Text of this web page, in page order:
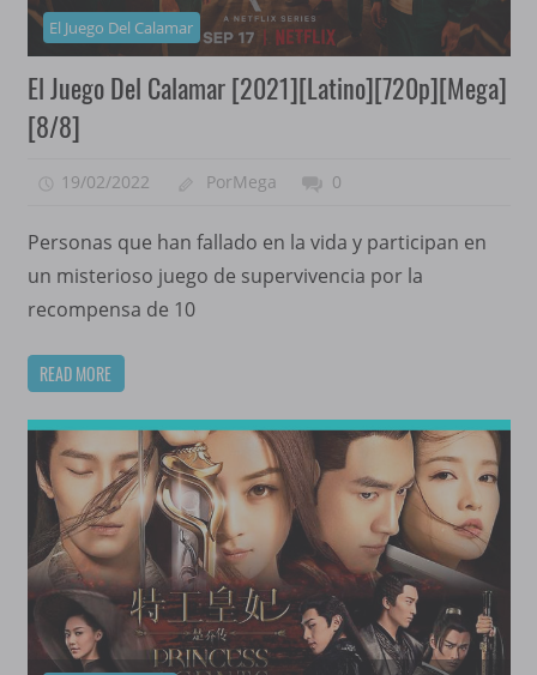
El Juego Del Calamar
El Juego Del Calamar [2021][Latino][720p][Mega]
[8/8]
19/02/2022 PorMega 0
Personas que han fallado en la vida y participan en
un misterioso juego de supervivencia por la
recompensa de 10
READ MORE